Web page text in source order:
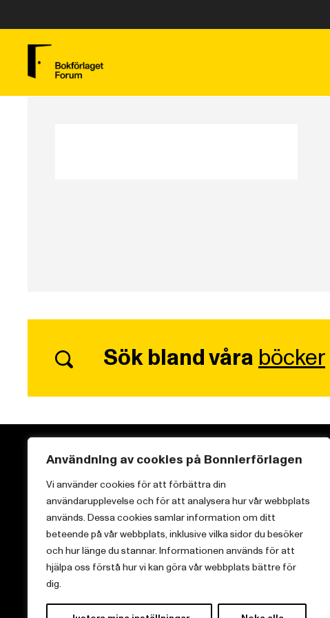
Användning av cookies på Bonnierförlagen
Vi använder cookies för att förbättra din
användarupplevelse och för att analysera hur vår webbplats
används. Dessa cookies samlar information om ditt
beteende på vår webbplats, inklusive vilka sidor du besöker
och hur länge du stannar. Informationen används för att
hjälpa oss förstå hur vi kan göra vår webbplats bättre för
dig.
Sök bland våraböcker
Vi brinner för starka berättelser och att sprida
kunskap inom aktuella ämnen.